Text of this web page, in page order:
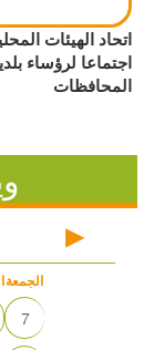
اتحاد الهيئات
اجتماعا لرؤساء
المحافظات
الجمعة
7